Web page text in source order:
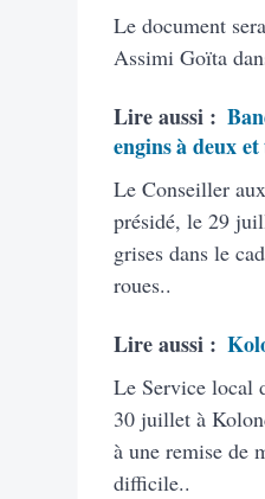
Le document
Assimi Goïta
Lire aussi :
engins à deux
Le Conseiller
présidé, le 29
grises dans le
roues..
Lire aussi :
Le Service local
30 juillet à
à une remise de
difficile..